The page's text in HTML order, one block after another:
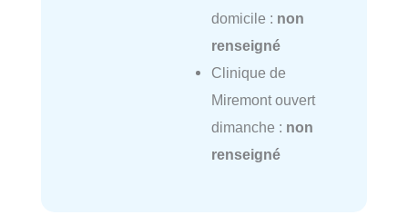
domicile : non
renseigné
Clinique de
Miremont ouvert
dimanche : non
renseigné